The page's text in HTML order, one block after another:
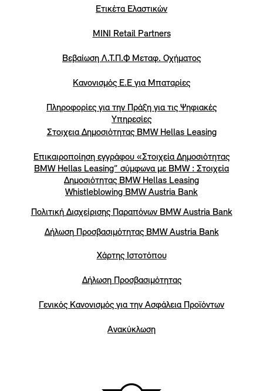
Ετικέτα Ελαστικών
MINI Retail Partners
Βεβαίωση Λ.Τ.Π.Φ Μεταφ. Οχήματος
Κανονισμός Ε.Ε για Μπαταρίες
Πληροφορίες για την Πράξη για τις Ψηφιακές
Υπηρεσίες
Στοιχεια Δημοσιότητας BMW Hellas Leasing
Επικαιροποίηση εγγράφου «Στοιχεία Δημοσιότητας
BMW Hellas Leasing” σύμφωνα με BMW : Στοιχεία
Δημοσιότητας BMW Hellas Leasing
Whistleblowing BMW Austria Bank
Πολιτική Διαχείρισης Παραπόνων BMW Austria Bank
Δήλωση Προσβασιμότητας BMW Austria Bank
Χάρτης Ιστοτόπου
Δήλωση Προσβασιμότητας
Γενικός Κανονισμός για την Ασφάλεια Προϊόντων
Ανακύκλωση